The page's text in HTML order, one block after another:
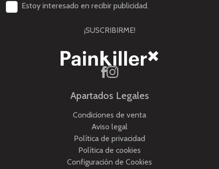
Estoy interesado en recibir publicidad.
¡SUSCRIBIRME!
Apartados Legales
Condiciones de venta
Aviso legal
Política de privacidad
Política de cookies
Configuración de Cookies